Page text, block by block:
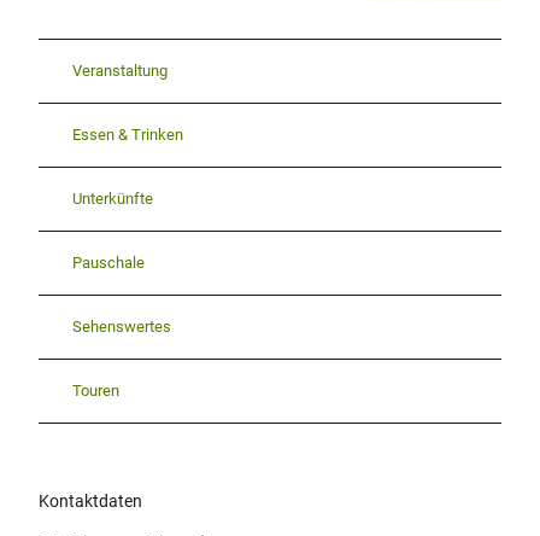
Veranstaltung
Essen & Trinken
Unterkünfte
Pauschale
Sehenswertes
Touren
Kontaktdaten